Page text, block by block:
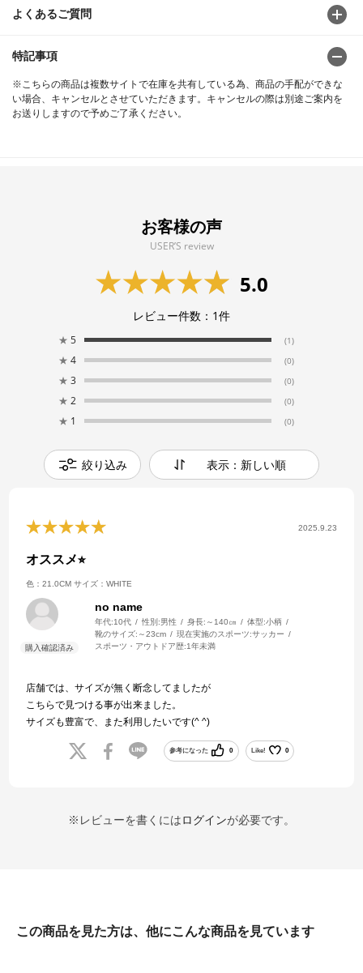
よくあるご質問
特記事項
※こちらの商品は複数サイトで在庫を共有している為、商品の手配ができな
い場合、キャンセルとさせていただきます。キャンセルの際は別途ご案内を
お送りしますので予めご了承ください。
お客様の声
USER’S review
5.0
レビュー件数： 1件
★ 5 (1)
★ 4 (0)
★ 3 (0)
★ 2 (0)
★ 1 (0)
絞り込み 表示：新しい順
2025.9.23
オススメ⭐︎
色：21.0CM サイズ：WHITE
no name
年代:10代 性別:男性 身長: ～140㎝ 体型:小柄
靴のサイズ: ～23cm 現在実施のスポーツ:サッカー
スポーツ・アウトドア歴:1年未満
店舗では、サイズが無く断念してましたが
こちらで見つける事が出来ました。
サイズも豊富で、また利用したいです(^ ^)
参考になった 0 Like! 0
※レビューを書くにはログインが必要です。
この商品を見た方は、他にこんな商品を見ています